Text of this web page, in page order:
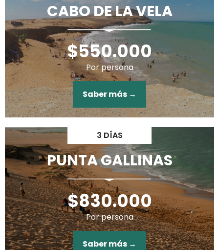
CABO DE LA VELA
$550.000
Por persona
Saber más →
3 DÍAS
PUNTA GALLINAS
$830.000
Por persona
Saber más →